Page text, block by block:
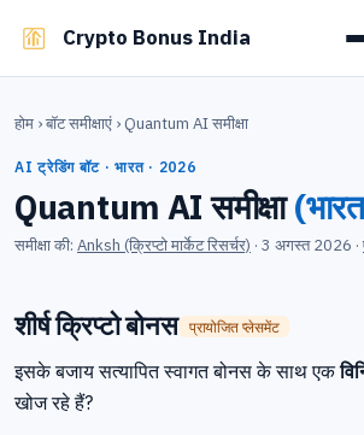
Crypto Bonus India
होम ›बॉट समीक्षाएं › Quantum AI समीक्षा
AI ट्रेडिंग बॉट · भारत · 2026
Quantum AI समीक्षा
समीक्षा की: Anksh (क्रिप्टो मार्केट रिसर्चर) · 3 अगस्त 2026 ·
शीर्ष क्रिप्टो बोनस प्रायोजित प्लेसमेंट
इसके बजाय सत्यापित स्वागत बोनस के साथ एक
खोज रहे हैं?